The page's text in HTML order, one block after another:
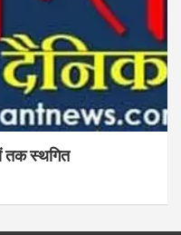
तक स्थगित